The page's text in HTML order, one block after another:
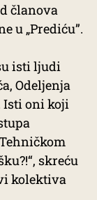
članova
u „Prediću”.
isti ljudi
Odeljenja
Isti oni koji
skreću
kolektiva